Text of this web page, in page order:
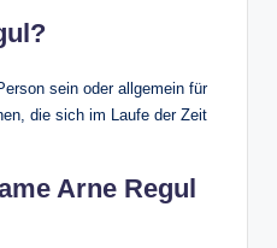
sein oder allgemein für
die sich im Laufe der Zeit
Arne Regul